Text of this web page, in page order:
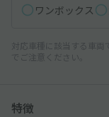
ワンボックス
対応車種に該当する車
でご注意ください。
特徴